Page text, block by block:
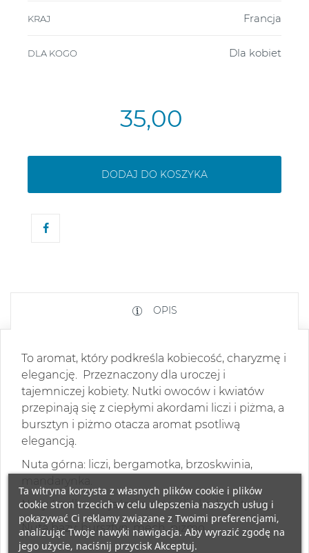
KRAJ Francja
DLA KOGO Dla kobiet
35,00
DODAJ DO KOSZYKA
OPIS
To aromat, który podkreśla kobiecość, charyzmę i
elegancję.
Przeznaczony dla uroczej i
tajemniczej kobiety. Nutki owoców i kwiatów
przepinają się z ciepłymi akordami liczi i piżma, a
bursztyn i piżmo otacza aromat psotliwą
elegancją.
Nuta górna: liczi, bergamotka, brzoskwinia,
Nuty środkowe: jaśmin, róża, śliwka, kwiaty lipy.
Nuta bazy: bursztyn, mech, piżmo.
Ta witryna korzysta z własnych plików cookie i plików
cookie stron trzecich w celu ulepszenia naszych usług i
pokazywać Ci reklamy związane z Twoimi preferencjami,
analizując Twoje nawyki nawigacja. Aby wyrazić zgodę na
jego użycie, naciśnij przycisk Akceptuj.